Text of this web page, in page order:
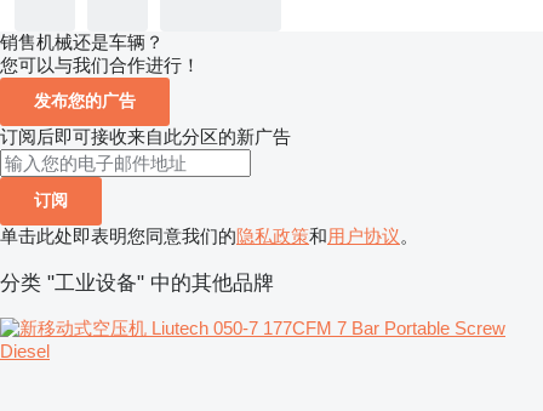
销售机械还是车辆？
您可以与我们合作进行！
发布您的广告
订阅后即可接收来自此分区的新广告
订阅
单击此处即表明您同意我们的隐私政策和用户协议。
分类 "工业设备" 中的其他品牌